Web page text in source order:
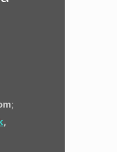
;
,